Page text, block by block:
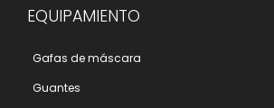
EQUIPAMIENTO
Gafas de máscara
Guantes